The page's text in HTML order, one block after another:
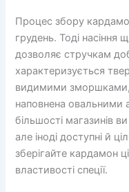
Процес збору
грудень. Тоді насіння
дозволяє стручкам
характеризується
видимими зморшками,
наповнена
більшості магазинів
але іноді доступні й
зберігайте кардамон
властивості спеції.